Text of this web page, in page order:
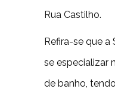
Rua Castilho.
Refira-se que a
se especializar
de banho,